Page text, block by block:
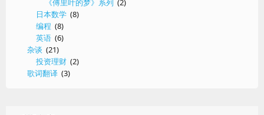
《傅里叶的梦》系列 (2)
日本数学 (8)
编程 (8)
英语 (6)
杂谈 (21)
投资理财 (2)
歌词翻译 (3)